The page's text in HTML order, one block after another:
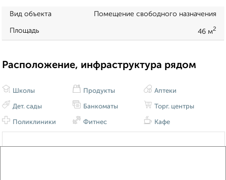
Вид объекта Помещение свободного назначения
Площадь 46 м2
Расположение, инфраструктура рядом
Школы
Дет. сады
Поликлиники
Продукты
Банкоматы
Фитнес
Аптеки
Торг. центры
Кафе